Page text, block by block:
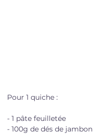
Pour 1 quiche :
- 1 pâte feuilletée
- 100g de dés de jambon